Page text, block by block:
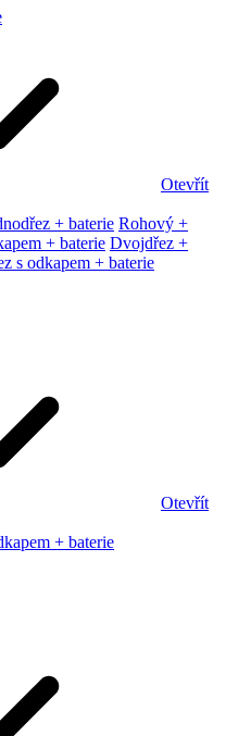
Otevřít
+ baterie Rohový +
+ baterie Dvojdřez +
s odkapem + baterie
Otevřít
+ baterie